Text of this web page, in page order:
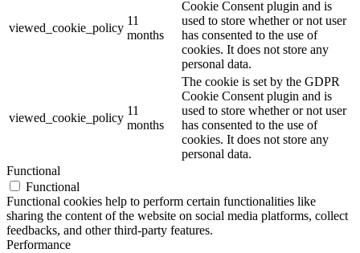
viewed_cookie_policy
11
months
Cookie Consent plugin and is
used to store whether or not user
has consented to the use of
cookies. It does not store any
personal data.
viewed_cookie_policy
11
months
The cookie is set by the GDPR
Cookie Consent plugin and is
used to store whether or not user
has consented to the use of
cookies. It does not store any
personal data.
Functional
Functional
Functional cookies help to perform certain functionalities like
sharing the content of the website on social media platforms, collect
feedbacks, and other third-party features.
Performance